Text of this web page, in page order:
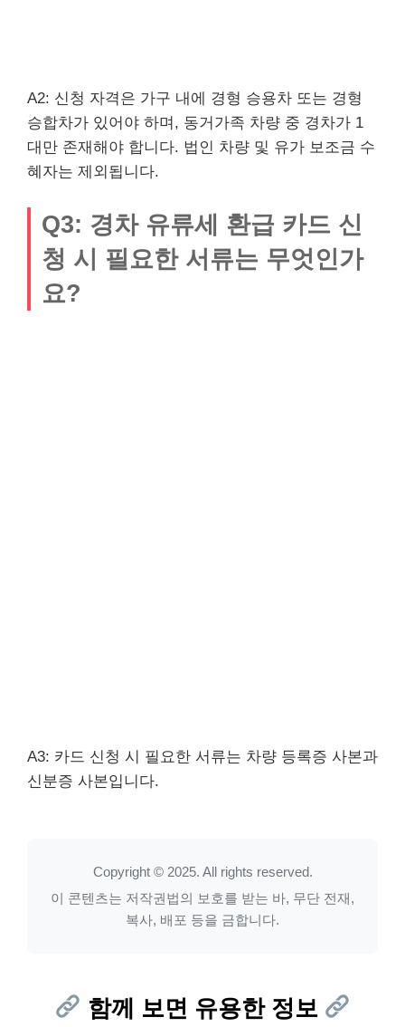
A2: 신청 자격은 가구 내에 경형 승용차 또는 경형
승합차가 있어야 하며, 동거가족 차량 중 경차가 1
대만 존재해야 합니다. 법인 차량 및 유가 보조금 수
혜자는 제외됩니다.
Q3: 경차 유류세 환급 카드 신
청 시 필요한 서류는 무엇인가
요?
A3: 카드 신청 시 필요한 서류는 차량 등록증 사본과
신분증 사본입니다.
Copyright © 2025. All rights reserved.
이 콘텐츠는 저작권법의 보호를 받는 바, 무단 전재,
복사, 배포 등을 금합니다.
함께 보면 유용한 정보